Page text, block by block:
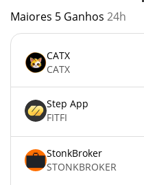
Maiores 5 Ganhos 24h
CATX
CATX
Step App
FITFI
StonkBroker
STONKBROKER